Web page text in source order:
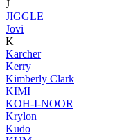
J
JIGGLE
Jovi
K
Karcher
Kerry
Kimberly Clark
KIMI
KOH-I-NOOR
Krylon
Kudo